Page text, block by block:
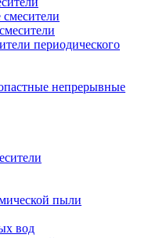
периодического
непрерывные
пыли
вод